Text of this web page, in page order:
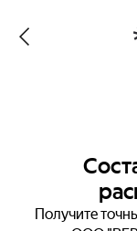
Получите